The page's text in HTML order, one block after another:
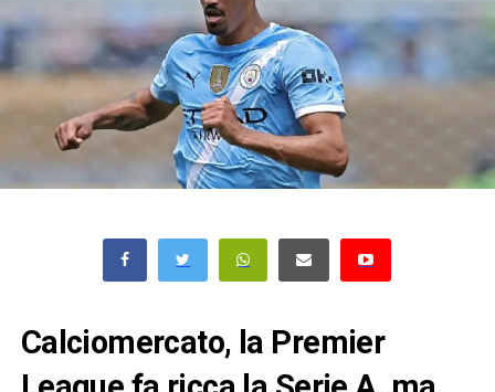
Calciomercato, la Premier